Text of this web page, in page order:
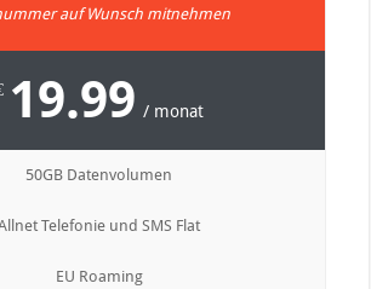
auf Wunsch mitnehmen
19.99 / monat
50GB Datenvolumen
Telefonie und SMS Flat
EU Roaming